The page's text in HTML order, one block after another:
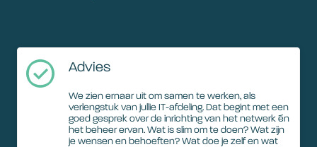
Advies
We zien ernaar uit om samen te werken, als
verlengstuk van jullie IT-afdeling. Dat begint met een
goed gesprek over de inrichting van het netwerk én
het beheer ervan. Wat is slim om te doen? Wat zijn
je wensen en behoeften? Wat doe je zelf en wat